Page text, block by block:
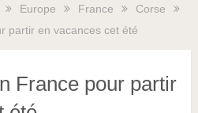
Europe France
Corse
partir en vacances cet été
France pour partir